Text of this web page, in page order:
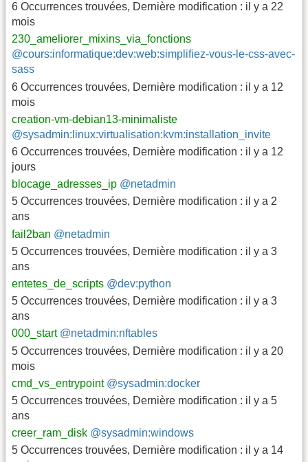
6 Occurrences trouvées, Dernière modification : il y a 22
mois
230_ameliorer_mixins_via_fonctions
@cours:informatique:dev:web:simplifiez-vous-le-css-avec-
sass
6 Occurrences trouvées, Dernière modification : il y a 12
mois
creation-vm-debian13-minimaliste
@sysadmin:linux:virtualisation:kvm:installation_invite
6 Occurrences trouvées, Dernière modification : il y a 12
jours
blocage_adresses_ip @netadmin
5 Occurrences trouvées, Dernière modification : il y a 2
ans
fail2ban @netadmin
5 Occurrences trouvées, Dernière modification : il y a 3
ans
entetes_de_scripts @dev:python
5 Occurrences trouvées, Dernière modification : il y a 3
ans
000_start @netadmin:nftables
5 Occurrences trouvées, Dernière modification : il y a 20
mois
cmd_vs_entrypoint @sysadmin:docker
5 Occurrences trouvées, Dernière modification : il y a 5
ans
creer_ram_disk @sysadmin:windows
5 Occurrences trouvées, Dernière modification : il y a 14